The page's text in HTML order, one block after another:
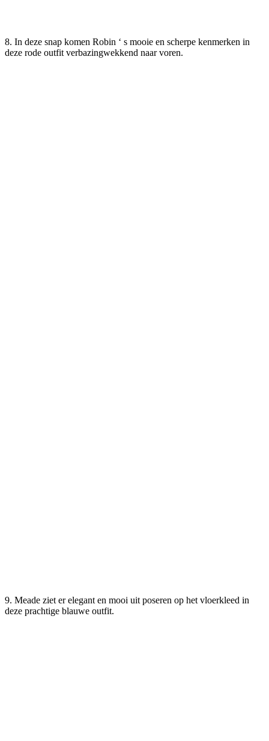
8. In deze snap komen Robin ‘ s mooie en scherpe kenmerken in
deze rode outfit verbazingwekkend naar voren.
9. Meade ziet er elegant en mooi uit poseren op het vloerkleed in
deze prachtige blauwe outfit.